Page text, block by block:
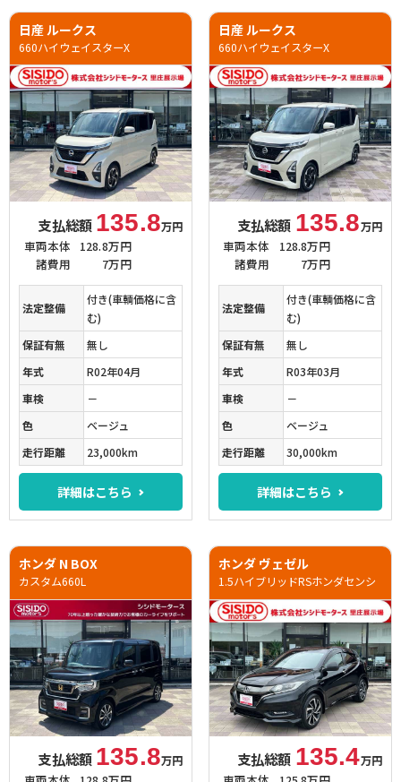
日産 ルークス
660ハイウェイスターX
支払総額 135.8万円
車両本体
128.8万円
諸費用
7万円
法定整備
付き(車輌価格に含
む)
保証有無
無し
年式
R02年04月
車検
－
色
ベージュ
走行距離
23,000km
詳細はこちら
日産 ルークス
660ハイウェイスターX
支払総額 135.8万円
車両本体
128.8万円
諸費用
7万円
法定整備
付き(車輌価格に含
む)
保証有無
無し
年式
R03年03月
車検
－
色
ベージュ
走行距離
30,000km
詳細はこちら
ホンダ N BOX
カスタム660L
支払総額 135.8万円
ホンダ ヴェゼル
1.5ハイブリッドRSホンダセンシ
支払総額 135.4万円